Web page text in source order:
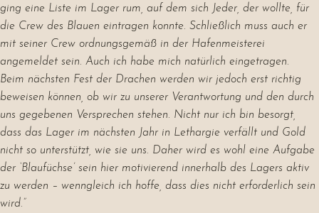
ging eine Liste im Lager rum, auf dem sich Jeder, der wollte, für
die Crew des Blauen eintragen konnte. Schließlich muss auch er
mit seiner Crew ordnungsgemäß in der Hafenmeisterei
angemeldet sein. Auch ich habe mich natürlich eingetragen.
Beim nächsten Fest der Drachen werden wir jedoch erst richtig
beweisen können, ob wir zu unserer Verantwortung und den durch
uns gegebenen Versprechen stehen. Nicht nur ich bin besorgt,
dass das Lager im nächsten Jahr in Lethargie verfällt und Gold
nicht so unterstützt, wie sie uns. Daher wird es wohl eine Aufgabe
der ‘Blaufüchse’ sein hier motivierend innerhalb des Lagers aktiv
zu werden – wenngleich ich hoffe, dass dies nicht erforderlich sein
wird.”